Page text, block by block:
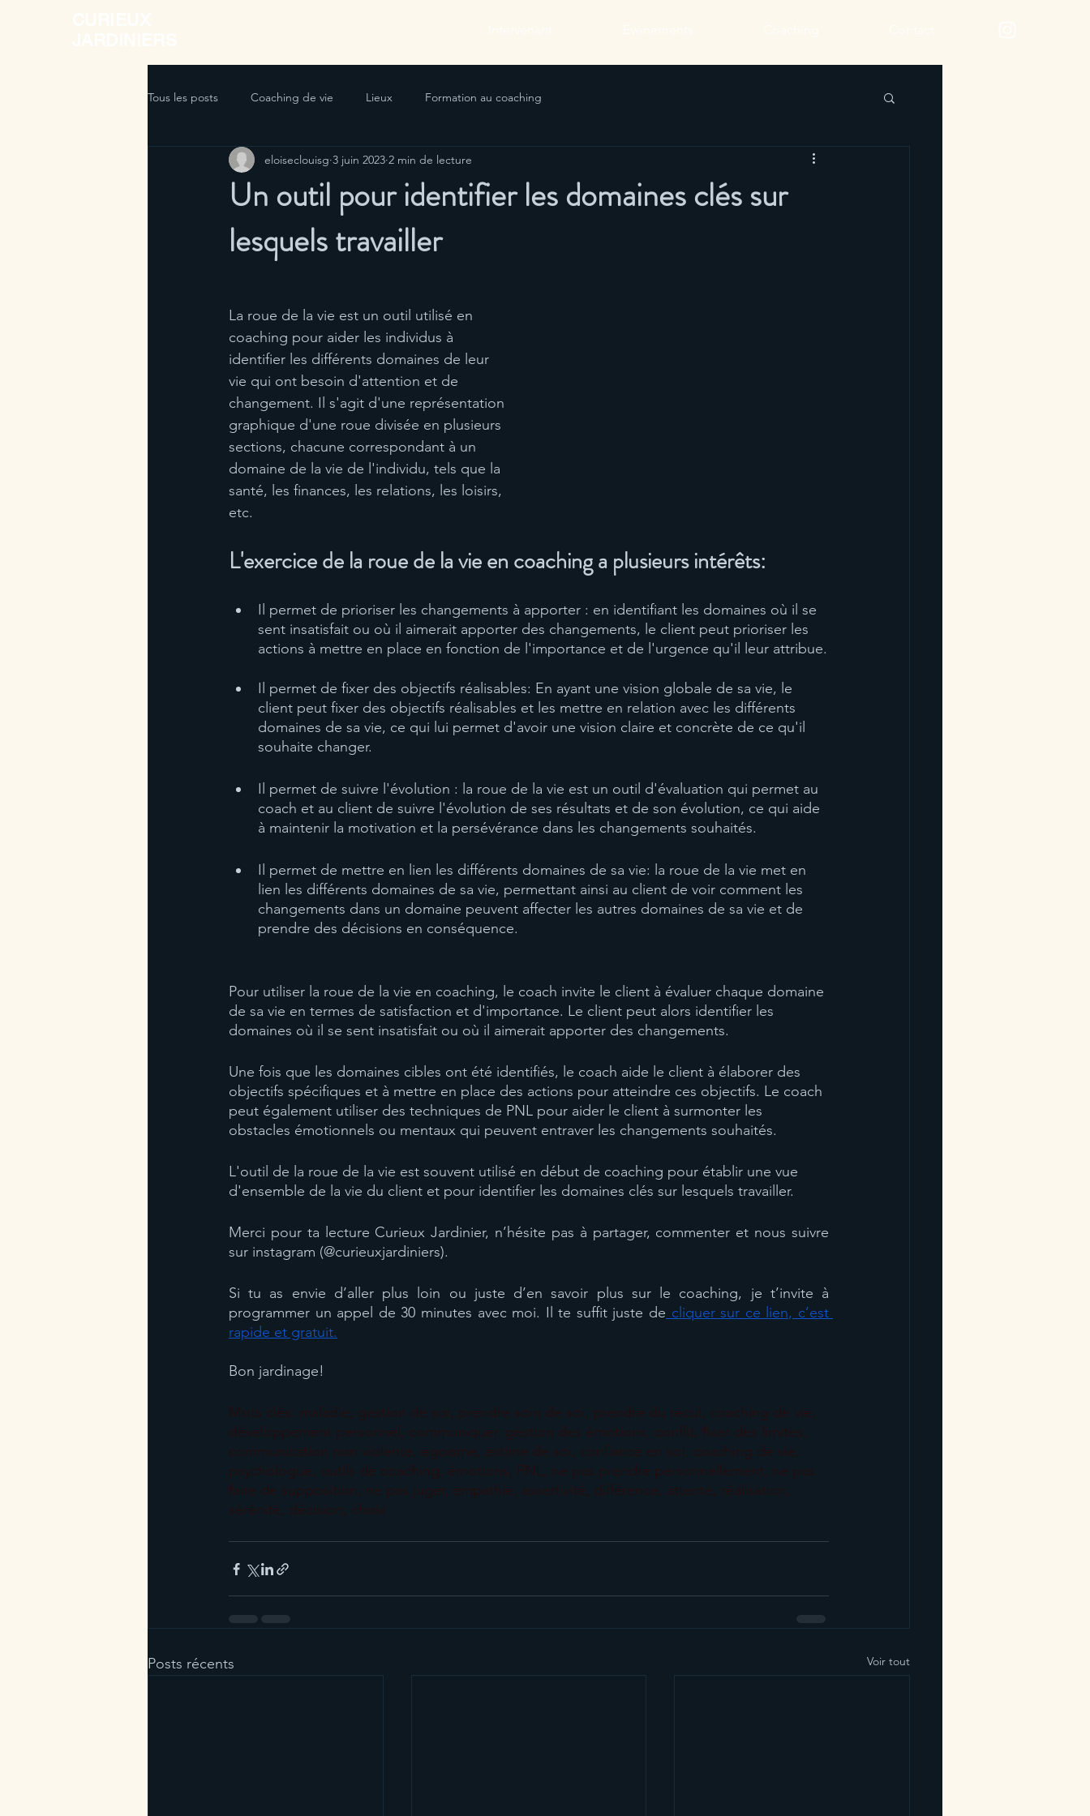
Tous les posts Coaching de vie Lieux Formation au coaching
Un outil pour identifier les domaines clés sur
lesquels travailler
eloiseclouisg 3 juin 2023 2 min de lecture
La roue de la vie est un outil utilisé en
coaching pour aider les individus à
identifier les différents domaines de leur
vie qui ont besoin d'attention et de
changement. Il s'agit d'une représentation
graphique d'une roue divisée en plusieurs
sections, chacune correspondant à un
domaine de la vie de l'individu, tels que la
santé, les finances, les relations, les loisirs,
etc.
L'exercice de la roue de la vie en coaching a plusieurs intérêts:
Il permet de prioriser les changements à apporter : en identifiant les domaines où il se
sent insatisfait ou où il aimerait apporter des changements, le client peut prioriser les
actions à mettre en place en fonction de l'importance et de l'urgence qu'il leur attribue.
Il permet de fixer des objectifs réalisables: En ayant une vision globale de sa vie, le
client peut fixer des objectifs réalisables et les mettre en relation avec les différents
domaines de sa vie, ce qui lui permet d'avoir une vision claire et concrète de ce qu'il
souhaite changer.
Il permet de suivre l'évolution : la roue de la vie est un outil d'évaluation qui permet au
coach et au client de suivre l'évolution de ses résultats et de son évolution, ce qui aide
à maintenir la motivation et la persévérance dans les changements souhaités.
Il permet de mettre en lien les différents domaines de sa vie: la roue de la vie met en
lien les différents domaines de sa vie, permettant ainsi au client de voir comment les
changements dans un domaine peuvent affecter les autres domaines de sa vie et de
prendre des décisions en conséquence.
Pour utiliser la roue de la vie en coaching, le coach invite le client à évaluer chaque domaine
de sa vie en termes de satisfaction et d'importance. Le client peut alors identifier les
domaines où il se sent insatisfait ou où il aimerait apporter des changements.
Une fois que les domaines cibles ont été identifiés, le coach aide le client à élaborer des
objectifs spécifiques et à mettre en place des actions pour atteindre ces objectifs. Le coach
peut également utiliser des techniques de PNL pour aider le client à surmonter les
obstacles émotionnels ou mentaux qui peuvent entraver les changements souhaités.
L'outil de la roue de la vie est souvent utilisé en début de coaching pour établir une vue
d'ensemble de la vie du client et pour identifier les domaines clés sur lesquels travailler.
Merci pour ta lecture Curieux Jardinier, n’hésite pas à partager, commenter et nous suivre
sur instagram (@curieuxjardiniers).
Si tu as envie d’aller plus loin ou juste d’en savoir plus sur le coaching, je t’invite à
programmer un appel de 30 minutes avec moi. Il te suffit juste de cliquer sur ce lien, c’est
rapide et gratuit.
Bon jardinage!
Mots clés: maladie, gestion de soi, prendre soin de soi, prendre du recul, coaching de vie,
développement personnel, communiquer, gestion des émotions, conflit, fixer des limites,
communication non violente, egoisme, estime de soi, confiance en soi, coaching de vie,
psychologue, outils de coaching, émotions, PNL, ne pas prendre personnellement, ne pas
faire de supposition, ne pas juger, empathie, assertivité, différence, attente, réalisation,
sérénité, décision, choix
Posts récents Voir tout